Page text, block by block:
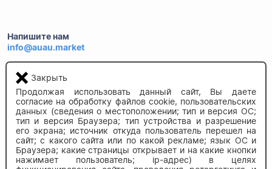
Напишите нам
info@auau.market
236027, г.Калининград
ул.Калязинская 6, оф. 2
Закрыть
Продолжая использовать данный сайт, Вы даете
согласие на обработку файлов cookie, пользовательских
данных (сведения о местоположении; тип и версия ОС;
тип и версия Браузера; тип устройства и разрешение
его экрана; источник откуда пользователь перешел на
сайт; с какого сайта или по какой рекламе; язык ОС и
Браузера; какие страницы открывает и на какие кнопки
нажимает пользователь; ip-адрес) в целях